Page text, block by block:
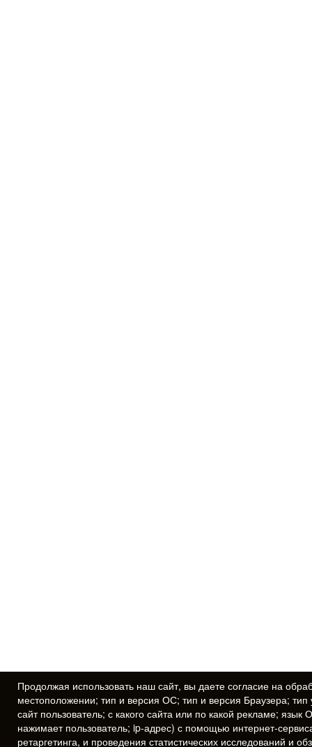
Продолжая использовать наш сайт, вы даете согласие на
местоположении; тип и версия ОС; тип и версия Браузера;
сайт пользователь; с какого сайта или по какой рекламе;
нажимает пользователь; ip-адрес) с помощью интернет-
ретаргетинга, и проведения статистических исследований и